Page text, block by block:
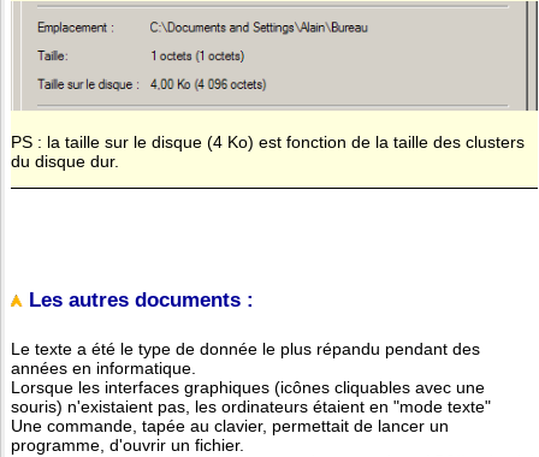
PS : la taille sur le disque (4 Ko) est fonction de la taille des clusters
du disque dur.
Les autres documents :
Le texte a été le type de donnée le plus répandu pendant des
années en informatique.
Lorsque les interfaces graphiques (icônes cliquables avec une
souris) n'existaient pas, les ordinateurs étaient en "mode texte"
Une commande, tapée au clavier, permettait de lancer un
programme, d'ouvrir un fichier.